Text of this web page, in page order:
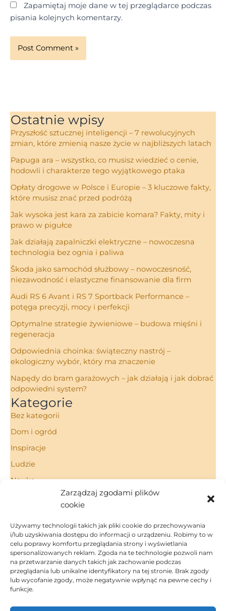
Zarządzaj zgodami plików
cookie
Używamy technologii takich jak pliki cookie do przechowywania
i/lub uzyskiwania dostępu do informacji o urządzeniu. Robimy to w
celu poprawy komfortu przeglądania strony i wyświetlania
spersonalizowanych reklam. Zgoda na te technologie pozwoli nam
na przetwarzanie danych takich jak zachowanie podczas
przeglądania lub unikalne identyfikatory na tej stronie. Brak zgody
lub wycofanie zgody, może negatywnie wpłynąć na pewne cechy i
funkcje.
Zapamiętaj moje dane w tej przeglądarce podczas
pisania kolejnych komentarzy.
Ostatnie wpisy
Przyszłość sztucznej inteligencji – 7 rewolucyjnych
zmian, które zmienią nasze życie w najbliższych latach
Papuga ara – wszystko, co musisz wiedzieć o cenie,
hodowli i charakterze tego wyjątkowego ptaka
Opłaty drogowe w Polsce i Europie – 3 kluczowe fakty,
które musisz znać przed podróżą
Jak wysoka jest kara za zabicie komara? Fakty, mity i
prawo w pigułce
Jak działają zapalniczki elektryczne – nowoczesna
technologia bez ognia i paliwa
Škoda jako samochód służbowy – nowoczesność,
niezawodność i elastyczne finansowanie dla firm
Audi RS 6 Avant i RS 7 Sportback Performance –
potęga precyzji, mocy i perfekcji
Optymalne strategie żywieniowe – budowa mięśni i
regeneracja
Odpowiednia choinka: świąteczny nastrój –
ekologiczny wybór, który ma znaczenie
Napędy do bram garażowych – jak działają i jak dobrać
odpowiedni system?
Kategorie
Bez kategorii
Dom i ogród
Inspiracje
Ludzie
Nauka
Strona Główna
Regulamin
Polityka Prywatności
Polityka Cookies